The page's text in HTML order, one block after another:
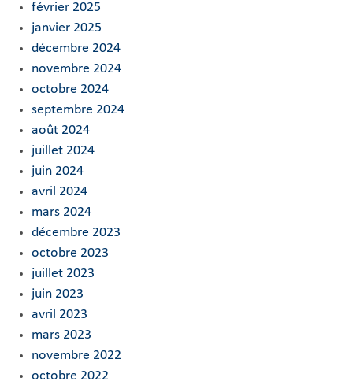
février 2025
janvier 2025
décembre 2024
novembre 2024
octobre 2024
septembre 2024
août 2024
juillet 2024
juin 2024
avril 2024
mars 2024
décembre 2023
octobre 2023
juillet 2023
juin 2023
avril 2023
mars 2023
novembre 2022
octobre 2022